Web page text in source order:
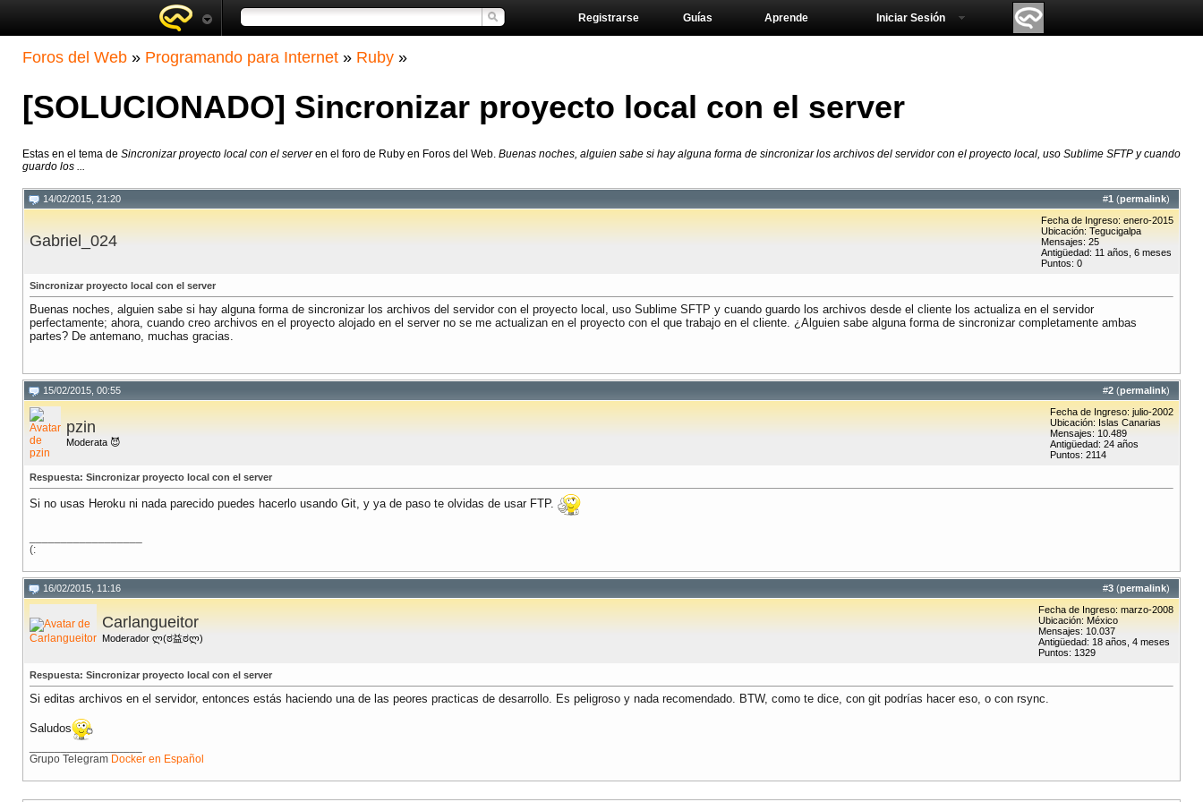
Aprende
Guías
Registrarse Iniciar Sesión
Foros del Web » Programando para Internet » Ruby »
[SOLUCIONADO] Sincronizar proyecto local con el server
Estas en el tema de Sincronizar proyecto local con el serveren el foro de Ruby en Foros del Web. Buenas noches, alguien sabe si hay alguna forma de sincronizar los archivos del servidor con el proyecto local, uso Sublime SFTP y cuando
guardo los ...
#1 (permalink)
14/02/2015, 21:20
Gabriel_024
Fecha de Ingreso: enero-2015
Ubicación: Tegucigalpa
Mensajes: 25
Antigüedad: 11 años, 6 meses
Puntos: 0
Sincronizar proyecto local con el server
Buenas noches, alguien sabe si hay alguna forma de sincronizar los archivos del servidor con el proyecto local, uso Sublime SFTP y cuando guardo los archivos desde el cliente los actualiza en el servidor
perfectamente; ahora, cuando creo archivos en el proyecto alojado en el server no se me actualizan en el proyecto con el que trabajo en el cliente. ¿Alguien sabe alguna forma de sincronizar completamente ambas
partes? De antemano, muchas gracias.
#2 (permalink)
15/02/2015, 00:55
pzin
Moderata 😈
Fecha de Ingreso: julio-2002
Ubicación: Islas Canarias
Mensajes: 10.489
Antigüedad: 24 años
Puntos: 2114
Respuesta: Sincronizar proyecto local con el server
Si no usas Heroku ni nada parecido puedes hacerlo usando Git, y ya de paso te olvidas de usar FTP.
(:
#3 (permalink)
16/02/2015, 11:16
Carlangueitor
Moderador ლ(ಠ益ಠლ)
Fecha de Ingreso: marzo-2008
Ubicación: México
Mensajes: 10.037
Antigüedad: 18 años, 4 meses
Puntos: 1329
Respuesta: Sincronizar proyecto local con el server
Si editas archivos en el servidor, entonces estás haciendo una de las peores practicas de desarrollo. Es peligroso y nada recomendado. BTW, como te dice, con git podrías hacer eso, o con rsync.
Saludos
Grupo Telegram Docker en Español